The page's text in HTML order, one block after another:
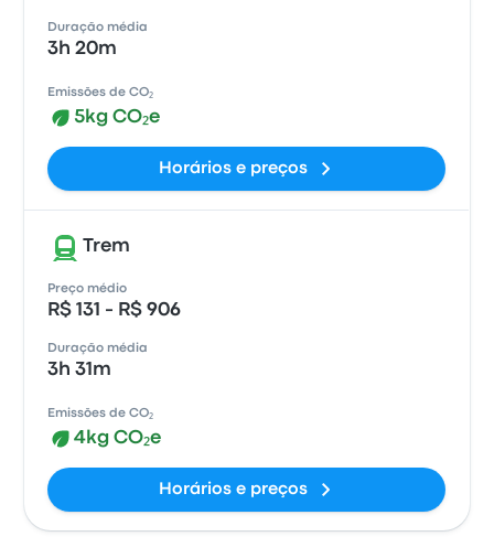
Duração média
3h 20m
Emissões de CO₂
5kg CO₂e
Horários e preços
Trem
Preço médio
R$ 131 - R$ 906
Duração média
3h 31m
Emissões de CO₂
4kg CO₂e
Horários e preços